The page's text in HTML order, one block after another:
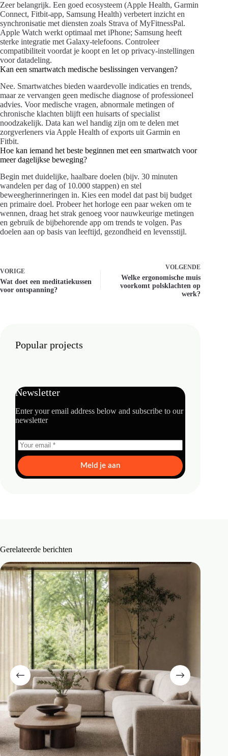
Zeer belangrijk. Een goed ecosysteem (Apple Health, Garmin
Connect, Fitbit-app, Samsung Health) verbetert inzicht en
synchronisatie met diensten zoals Strava of MyFitnessPal.
Apple Watch werkt optimaal met iPhone; Samsung heeft
sterke integratie met Galaxy-telefoons. Controleer
compatibiliteit voordat je koopt en let op privacy-instellingen
voor datadeling.
Kan een smartwatch medische beslissingen vervangen?
Nee. Smartwatches bieden waardevolle indicaties en trends,
maar ze vervangen geen medische diagnose of professioneel
advies. Voor medische vragen, abnormale metingen of
chronische klachten blijft een huisarts of specialist
noodzakelijk. Data kan wel handig zijn om te delen met
zorgverleners via Apple Health of exports uit Garmin en
Fitbit.
Hoe kan iemand het beste beginnen met een smartwatch voor
meer dagelijkse beweging?
Begin met duidelijke, haalbare doelen (bijv. 30 minuten
wandelen per dag of 10.000 stappen) en stel
beweegherinneringen in. Kies een model dat past bij budget
en primaire doel. Probeer het horloge een paar weken om te
wennen, draag het strak genoeg voor nauwkeurige metingen
en gebruik de bijbehorende app om trends te volgen. Pas
doelen aan op basis van leeftijd, gezondheid en levensstijl.
VORIGE
Wat doet een meditatiekussen
voor ontspanning?
VOLGENDE
Welke ergonomische muis
voorkomt polsklachten op
werk?
Popular projects
Newsletter
Enter your email address below and subscribe to our
newsletter
Meld je aan
Gerelateerde berichten